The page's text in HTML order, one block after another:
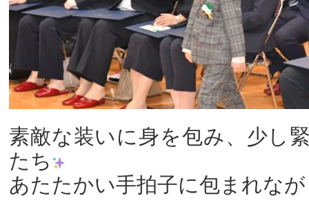
素敵な装いに身を包み、少し
たち
あたたかい手拍子に包まれな